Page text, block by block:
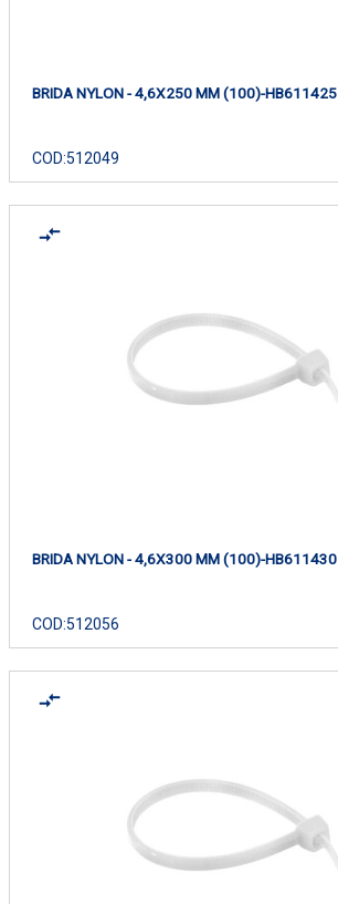
BRIDA NYLON - 4,6X250 MM (100)-HB611425
COD:512049
BRIDA NYLON - 4,6X300 MM (100)-HB611430
COD:512056